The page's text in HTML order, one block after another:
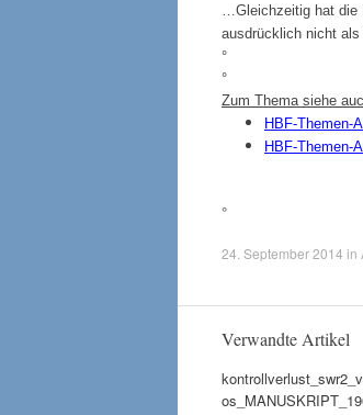
…Gleichzeitig hat
ausdrücklich nicht
°
°
Zum Thema siehe
HBF-Themen-
HBF-Themen-
°
24. September 2014 in
Verwandte Artikel